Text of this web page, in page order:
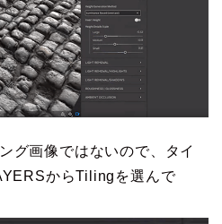
グ画像ではないので、タイ
からTilingを選んで